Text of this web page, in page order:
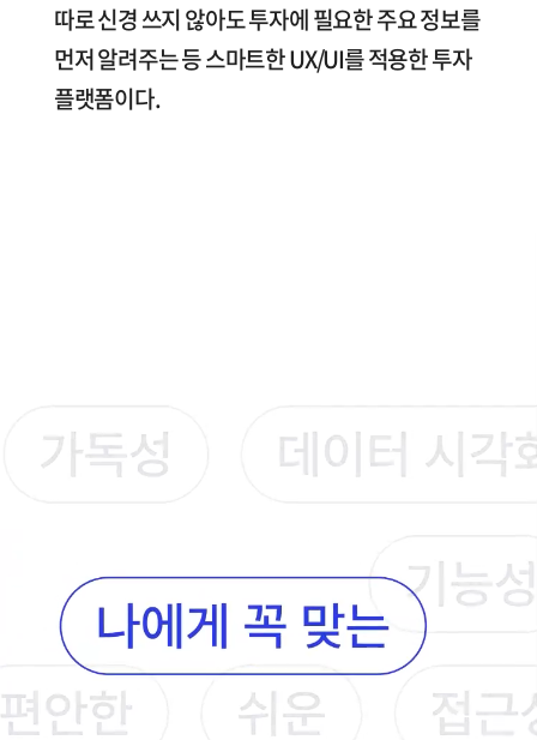
따로 신경 쓰지 않아도 투자에 필요한 주요 정보를
먼저 알려주는 등 스마트한 UX/UI를 적용한 투자
플랫폼이다.